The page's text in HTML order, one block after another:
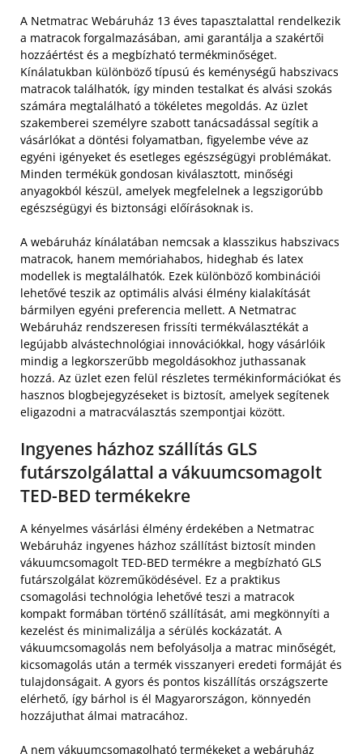
A Netmatrac Webáruház 13 éves tapasztalattal rendelkezik
a matracok forgalmazásában, ami garantálja a szakértői
hozzáértést és a megbízható termékminőséget.
Kínálatukban különböző típusú és keménységű habszivacs
matracok találhatók, így minden testalkat és alvási szokás
számára megtalálható a tökéletes megoldás. Az üzlet
szakemberei személyre szabott tanácsadással segítik a
vásárlókat a döntési folyamatban, figyelembe véve az
egyéni igényeket és esetleges egészségügyi problémákat.
Minden termékük gondosan kiválasztott, minőségi
anyagokból készül, amelyek megfelelnek a legszigorúbb
egészségügyi és biztonsági előírásoknak is.
A webáruház kínálatában nemcsak a klasszikus habszivacs
matracok, hanem memóriahabos, hideghab és latex
modellek is megtalálhatók. Ezek különböző kombinációi
lehetővé teszik az optimális alvási élmény kialakítását
bármilyen egyéni preferencia mellett. A Netmatrac
Webáruház rendszeresen frissíti termékválasztékát a
legújabb alvástechnológiai innovációkkal, hogy vásárlóik
mindig a legkorszerűbb megoldásokhoz juthassanak
hozzá. Az üzlet ezen felül részletes termékinformációkat és
hasznos blogbejegyzéseket is biztosít, amelyek segítenek
eligazodni a matracválasztás szempontjai között.
Ingyenes házhoz szállítás GLS
futárszolgálattal a vákuumcsomagolt
TED-BED termékekre
A kényelmes vásárlási élmény érdekében a Netmatrac
Webáruház ingyenes házhoz szállítást biztosít minden
vákuumcsomagolt TED-BED termékre a megbízható GLS
futárszolgálat közreműködésével. Ez a praktikus
csomagolási technológia lehetővé teszi a matracok
kompakt formában történő szállítását, ami megkönnyíti a
kezelést és minimalizálja a sérülés kockázatát. A
vákuumcsomagolás nem befolyásolja a matrac minőségét,
kicsomagolás után a termék visszanyeri eredeti formáját és
tulajdonságait. A gyors és pontos kiszállítás országszerte
elérhető, így bárhol is él Magyarországon, könnyedén
hozzájuthat álmai matracához.
A nem vákuumcsomagolható termékeket a webáruház